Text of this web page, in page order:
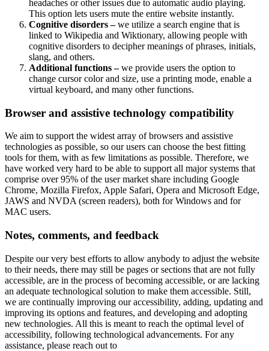
headaches or other issues due to automatic audio playing.
This option lets users mute the entire website instantly.
Cognitive disorders –we utilize a search engine that is
linked to Wikipedia and Wiktionary, allowing people with
cognitive disorders to decipher meanings of phrases, initials,
slang, and others.
Additional functions –we provide users the option to
change cursor color and size, use a printing mode, enable a
virtual keyboard, and many other functions.
Browser and assistive technology compatibility
We aim to support the widest array of browsers and assistive
technologies as possible, so our users can choose the best fitting
tools for them, with as few limitations as possible. Therefore, we
have worked very hard to be able to support all major systems that
comprise over 95% of the user market share including Google
Chrome, Mozilla Firefox, Apple Safari, Opera and Microsoft Edge,
JAWS and NVDA (screen readers), both for Windows and for
MAC users.
Notes, comments, and feedback
Despite our very best efforts to allow anybody to adjust the website
to their needs, there may still be pages or sections that are not fully
accessible, are in the process of becoming accessible, or are lacking
an adequate technological solution to make them accessible. Still,
we are continually improving our accessibility, adding, updating and
improving its options and features, and developing and adopting
new technologies. All this is meant to reach the optimal level of
accessibility, following technological advancements. For any
assistance, please reach out to